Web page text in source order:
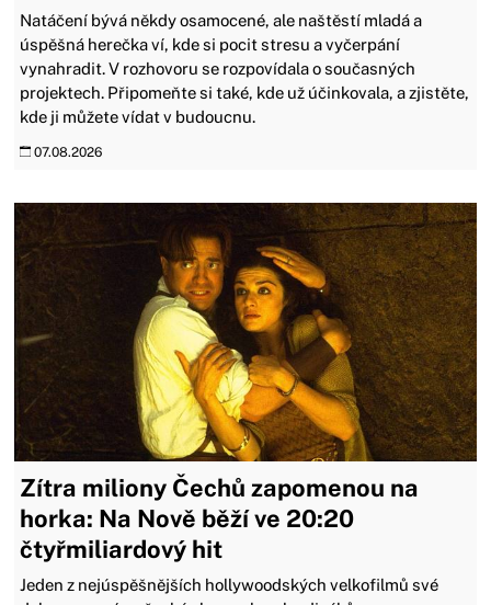
Natáčení bývá někdy osamocené, ale naštěstí mladá a
úspěšná herečka ví, kde si pocit stresu a vyčerpání
vynahradit. V rozhovoru se rozpovídala o současných
projektech. Připomeňte si také, kde už účinkovala, a zjistěte,
kde ji můžete vídat v budoucnu.
07.08.2026
Zítra miliony Čechů zapomenou na
horka: Na Nově běží ve 20:20
čtyřmiliardový hit
Jeden z nejúspěšnějších hollywoodských velkofilmů své